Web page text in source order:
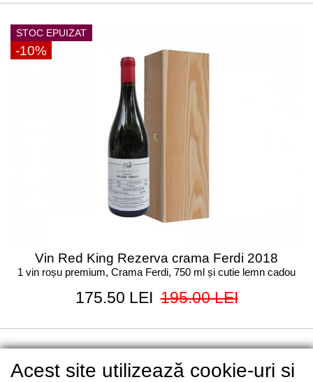
STOC EPUIZAT
-10%
Vin Red King Rezerva crama Ferdi 2018
1 vin roșu premium, Crama Ferdi, 750 ml și cutie lemn cadou
175.50 LEI 195.00 LEI
Acest site utilizează cookie-uri si